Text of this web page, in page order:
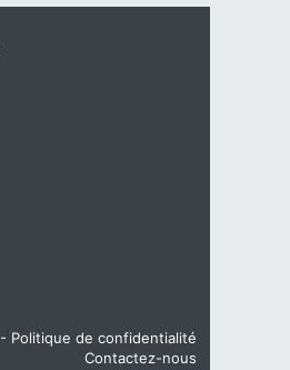
- Politique de confidentialité
Contactez-nous